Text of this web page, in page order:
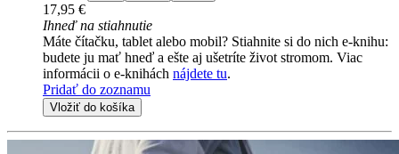
17,95 €
Ihneď na stiahnutie
Máte čítačku, tablet alebo mobil? Stiahnite si do nich e-knihu:
budete ju mať hneď a ešte aj ušetríte život stromom. Viac
informácii o e-knihách nájdete tu.
Pridať do zoznamu
Vložiť do košíka